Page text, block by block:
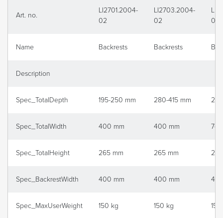
Art. no.
LI2701.2004-
02
LI2703.2004-
02
02
Name Backrests Backrests
Description
Spec_TotalDepth 195-250 mm 280-415 mm
Spec_TotalWidth 400 mm 400 mm
Spec_TotalHeight 265 mm 265 mm
Spec_BackrestWidth 400 mm 400 mm
Spec_MaxUserWeight 150 kg 150 kg